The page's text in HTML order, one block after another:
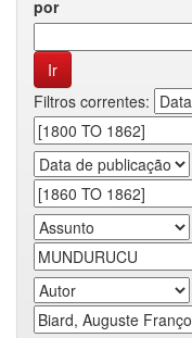
por
Filtros correntes: